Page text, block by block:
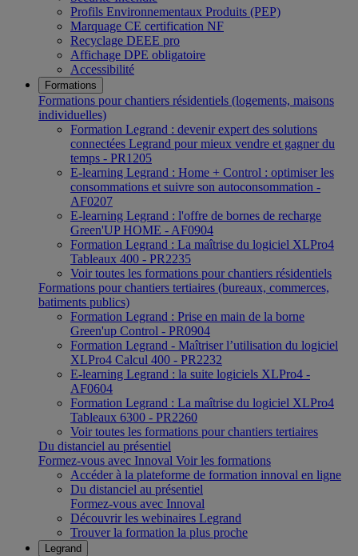
Profils Environnementaux Produits (PEP)
Marquage CE certification NF
Recyclage DEEE pro
Affichage DPE obligatoire
Accessibilité
Formations
Formations pour chantiers résidentiels (logements, maisons
individuelles)
Formation Legrand : devenir expert des solutions
connectées Legrand pour mieux vendre et gagner du
temps - PR1205
E-learning Legrand : Home + Control : optimiser les
consommations et suivre son autoconsommation -
AF0207
E-learning Legrand : l'offre de bornes de recharge
Green'UP HOME - AF0904
Formation Legrand : La maîtrise du logiciel XLPro4
Tableaux 400 - PR2235
Voir toutes les formations pour chantiers résidentiels
Formations pour chantiers tertiaires (bureaux, commerces,
batiments publics)
Formation Legrand : Prise en main de la borne
Green'up Control - PR0904
Formation Legrand - Maîtriser l’utilisation du logiciel
XLPro4 Calcul 400 - PR2232
E-learning Legrand : la suite logiciels XLPro4 -
AF0604
Formation Legrand : La maîtrise du logiciel XLPro4
Tableaux 6300 - PR2260
Voir toutes les formations pour chantiers tertiaires
Du distanciel au présentiel
Formez-vous avec Innoval Voir les formations
Accéder à la plateforme de formation innoval en ligne
Du distanciel au présentiel
Formez-vous avec Innoval
Découvrir les webinaires Legrand
Trouver la formation la plus proche
Legrand